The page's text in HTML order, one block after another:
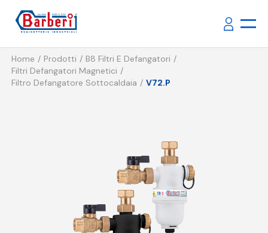
Home Prodotti
B8 Filtri E Defangatori
Filtri Defangatori Magnetici
Filtro Defangatore Sottocaldaia
V72.P